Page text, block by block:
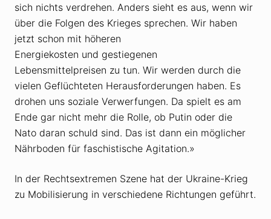
sich nichts verdrehen. Anders sieht es aus, wenn wir
über die Folgen des Krieges sprechen. Wir haben
jetzt schon mit höheren
Energiekosten und gestiegenen
Lebensmittelpreisen zu tun. Wir werden durch die
vielen Geflüchteten Herausforderungen haben. Es
drohen uns soziale Verwerfungen. Da spielt es am
Ende gar nicht mehr die Rolle, ob Putin oder die
Nato daran schuld sind. Das ist dann ein möglicher
Nährboden für faschistische Agitation.»
In der Rechtsextremen Szene hat der Ukraine-Krieg
zu Mobilisierung in verschiedene Richtungen geführt.